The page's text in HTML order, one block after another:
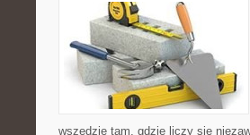
wszędzie tam, gdzie liczy się